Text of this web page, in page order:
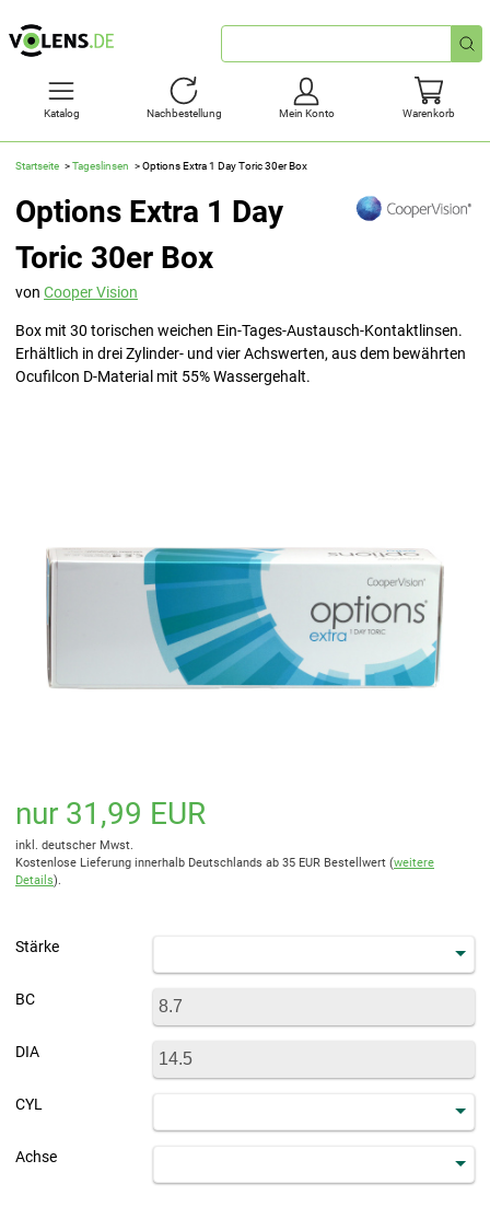
Schnellsuche
Katalog Nachbestellung Mein Konto Warenkorb
Startseite Tageslinsen Options Extra 1 Day Toric 30er Box
Options Extra 1 Day
Toric 30er Box
von Cooper Vision
Box mit 30 torischen weichen Ein-Tages-Austausch-Kontaktlinsen.
Erhältlich in drei Zylinder- und vier Achswerten, aus dem bewährten
Ocufilcon D-Material mit 55% Wassergehalt.
nur 31,99 EUR
inkl. deutscher Mwst.
Kostenlose Lieferung innerhalb Deutschlands ab 35 EUR Bestellwert (weitere
Details).
Stärke
BC
DIA
CYL
Achse